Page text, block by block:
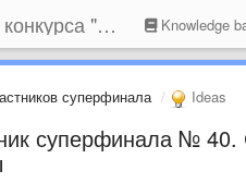
Суперфинал конкурса "Компания года-2014" на BLIZKO.ru Knowledge
суперфинала Ideas
суперфинала №